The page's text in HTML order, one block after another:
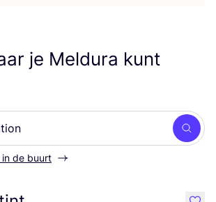
je Meldura kunt
Zoek
in de buurt